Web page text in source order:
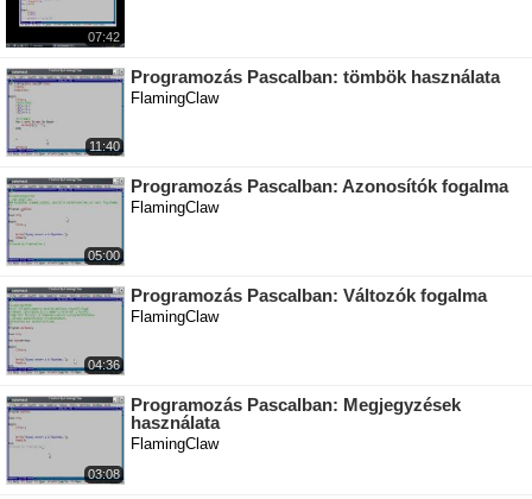
07:42
11:40
Programozás Pascalban: tömbök használata
FlamingClaw
05:00
Programozás Pascalban: Azonosítók fogalma
FlamingClaw
04:36
Programozás Pascalban: Változók fogalma
FlamingClaw
03:08
Programozás Pascalban: Megjegyzések
használata
FlamingClaw